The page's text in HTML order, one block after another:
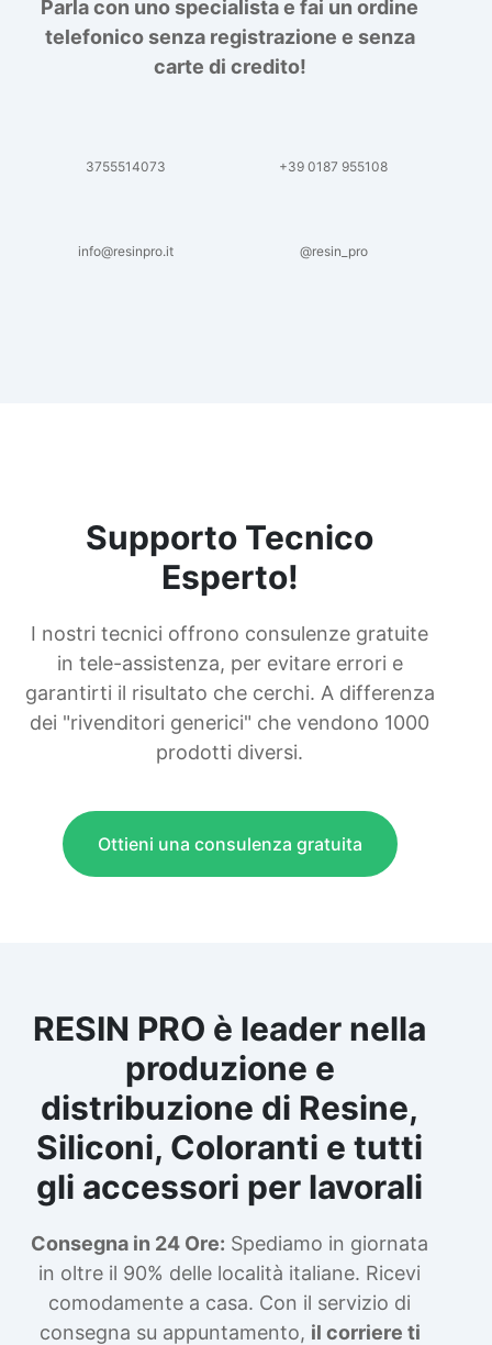
Parla con uno specialista e fai un ordine
telefonico senza registrazione e senza
carte di credito!
3755514073 +39 0187 955108
info@resinpro.it @resin_pro
Supporto Tecnico
Esperto!
I nostri tecnici offrono consulenze gratuite
in tele-assistenza, per evitare errori e
garantirti il risultato che cerchi. A differenza
dei "rivenditori generici" che vendono 1000
prodotti diversi.
Ottieni una consulenza gratuita
RESIN PRO è leader nella
produzione e
distribuzione di Resine,
Siliconi, Coloranti e tutti
gli accessori per lavorali
Consegna in 24 Ore: Spediamo in giornata
in oltre il 90% delle località italiane. Ricevi
comodamente a casa. Con il servizio di
consegna su appuntamento, il corriere ti